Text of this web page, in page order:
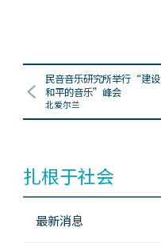
民音音乐研究所举行“建设
和平的音乐”峰会
北爱尔兰
扎根于社会
最新消息